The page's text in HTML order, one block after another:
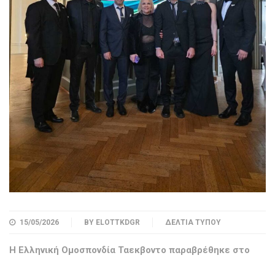
15/05/2026 BY ELOTTKDGR ΔΕΛΤΊΑ ΤΎΠΟΥ
Η Ελληνική Ομοσπονδία Ταεκβοντο παραβρέθηκε στο